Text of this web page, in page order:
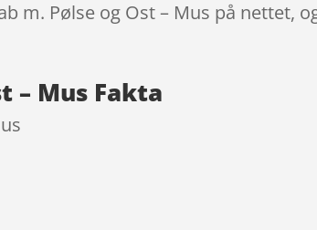
m. Pølse og Ost – Mus på nettet,
– Mus Fakta